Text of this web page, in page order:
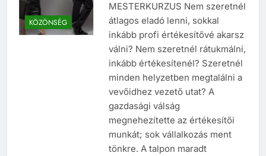
KÖZÖNSÉG
MESTERKURZUS Nem szeretnél
átlagos eladó lenni, sokkal
inkább profi értékesítővé akarsz
válni? Nem szeretnél rátukmálni,
inkább értékesítenél? Szeretnél
minden helyzetben megtalálni a
vevőidhez vezető utat? A
gazdasági válság
megnehezítette az értékesítői
munkát; sok vállalkozás ment
tönkre. A talpon maradt